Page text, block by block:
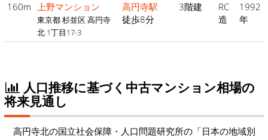
160m 上野マンション
東京都 杉並区 高円寺
北 1丁目17-3
高円寺駅
徒歩8分
3階建
RC
造
1992
年
人口推移に基づく中古マンション相場の
将来見通し
高円寺北の国立社会保障・人口問題研究所の「日本の地域別